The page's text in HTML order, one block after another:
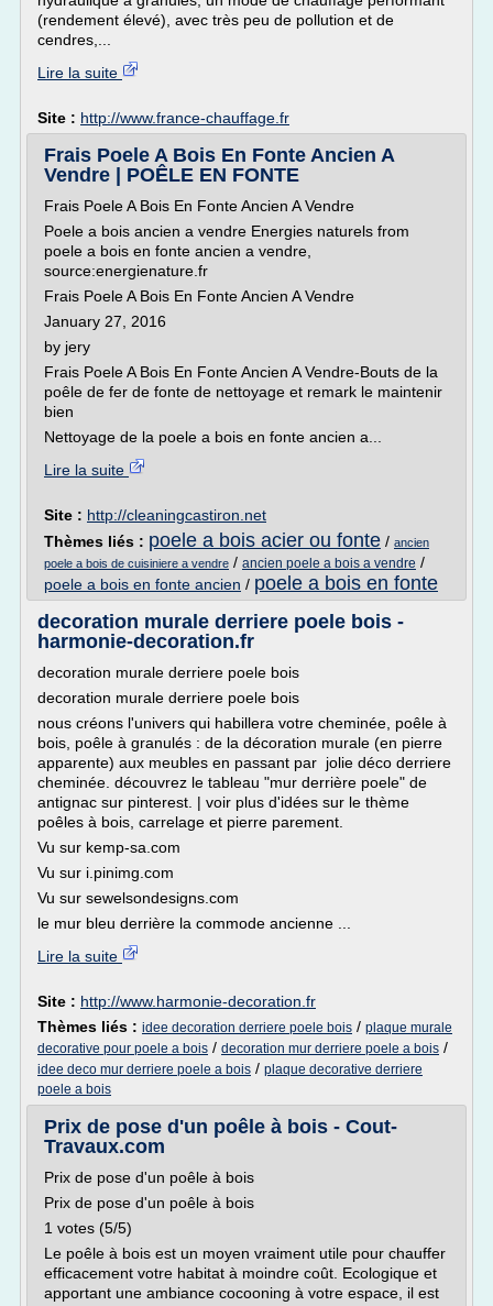
(rendement élevé), avec très peu de pollution et de
cendres,...
Lire la suite
Site : http://www.france-chauffage.fr
Frais Poele A Bois En Fonte Ancien A
Vendre | POÊLE EN FONTE
Frais Poele A Bois En Fonte Ancien A Vendre
Poele a bois ancien a vendre Energies naturels from
poele a bois en fonte ancien a vendre,
source:energienature.fr
Frais Poele A Bois En Fonte Ancien A Vendre
January 27, 2016
by jery
Frais Poele A Bois En Fonte Ancien A Vendre-Bouts de la
poêle de fer de fonte de nettoyage et remark le maintenir
bien
Nettoyage de la poele a bois en fonte ancien a...
Lire la suite
Site : http://cleaningcastiron.net
Thèmes liés : poele a bois acier ou fonte / ancien
poele a bois de cuisiniere a vendre / ancien poele a bois a vendre /
poele a bois en fonte ancien / poele a bois en fonte
decoration murale derriere poele bois -
harmonie-decoration.fr
decoration murale derriere poele bois
decoration murale derriere poele bois
nous créons l'univers qui habillera votre cheminée, poêle à
bois, poêle à granulés : de la décoration murale (en pierre
apparente) aux meubles en passant par jolie déco derriere
cheminée. découvrez le tableau "mur derrière poele" de
antignac sur pinterest. | voir plus d'idées sur le thème
poêles à bois, carrelage et pierre parement.
Vu sur kemp-sa.com
Vu sur i.pinimg.com
Vu sur sewelsondesigns.com
le mur bleu derrière la commode ancienne ...
Lire la suite
Site : http://www.harmonie-decoration.fr
Thèmes liés : idee decoration derriere poele bois / plaque murale
decorative pour poele a bois / decoration mur derriere poele a bois /
idee deco mur derriere poele a bois / plaque decorative derriere
poele a bois
Prix de pose d'un poêle à bois - Cout-
Travaux.com
Prix de pose d'un poêle à bois
Prix de pose d'un poêle à bois
1 votes (5/5)
Le poêle à bois est un moyen vraiment utile pour chauffer
efficacement votre habitat à moindre coût. Ecologique et
apportant une ambiance cocooning à votre espace, il est